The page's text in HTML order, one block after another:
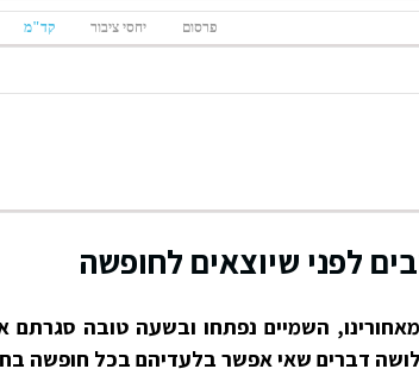
פרסום יחסי ציבור קד"מ
השמיים נפתחו ובשעה טובה
דברים שאי אפשר בלעדיהם בכל חופשה